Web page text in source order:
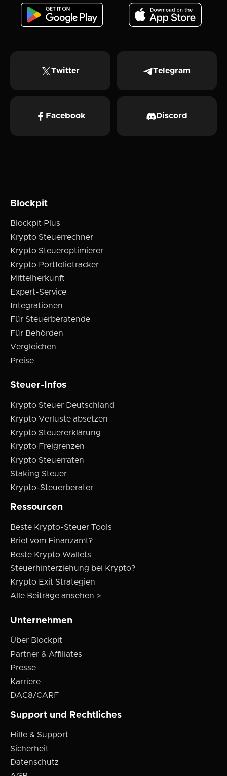
Twitter Telegram
Facebook Discord
Blockpit
Blockpit Plus
Krypto Steuerrechner
Krypto Steueroptimierer
Krypto Portfoliotracker
Mittelherkunft
Expert-Service
Integrationen
Für Steuerberatende
Für Behörden
Vergleichen
Preise
Steuer-Infos
Krypto Steuer Deutschland
Krypto Verluste absetzen
Krypto Steuererklärung
Krypto Freigrenzen
Krypto Steuerraten
Staking Steuer
Krypto-Steuerberater
Ressourcen
Beste Krypto-Steuer Tools
Brief vom Finanzamt?
Beste Krypto Wallets
Steuerhinterziehung bei Krypto?
Krypto Exit Strategien
Alle Beiträge ansehen >
Unternehmen
Über Blockpit
Partner & Affiliates
Presse
Karriere
DAC8/CARF
Support und Rechtliches
Hilfe & Support
Sicherheit
Datenschutz